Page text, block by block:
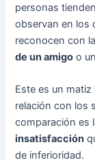
personas
observan en los
reconocen con
de un amigo o
Este es un
relación con los
comparación es
insatisfacción
de inferioridad.